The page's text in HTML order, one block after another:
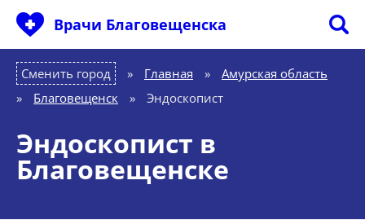
Врачи Благовещенска
Сменить город Главная »
Амурская область
»
Благовещенск » Эндоскопист
Эндоскопист в
Благовещенске